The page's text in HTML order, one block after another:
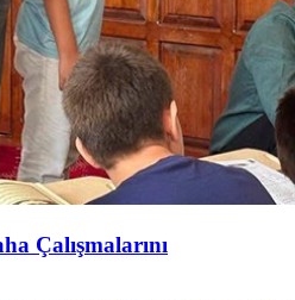
Çalışmalarını